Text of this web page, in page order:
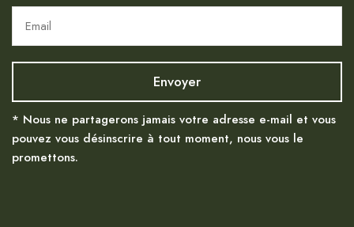
* Nous ne partagerons jamais votre adresse e-mail et vous
pouvez vous désinscrire à tout moment, nous vous le
promettons.